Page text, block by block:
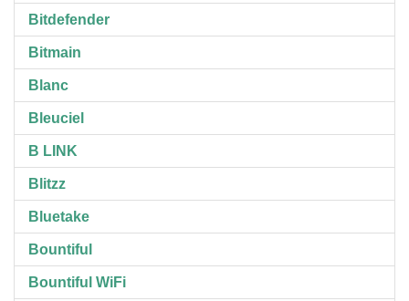
Bitdefender
Bitmain
Blanc
Bleuciel
B LINK
Blitzz
Bluetake
Bountiful
Bountiful WiFi